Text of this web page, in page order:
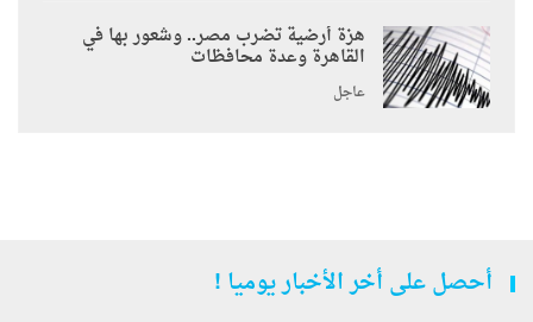
هزة أرضية تضرب مصر.. وشعور بها في
القاهرة وعدة محافظات
عاجل
أحصل على أخر الأخبار يوميا !